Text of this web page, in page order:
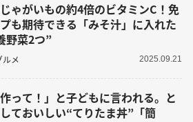
ゃがいもの約4倍のビタミンC！免
も期待できる「みそ汁」に入れた
野菜2つ”
ルメ 2025.09.21
作って！」と子どもに言われる。と
ておいしい“てりたま丼”「簡